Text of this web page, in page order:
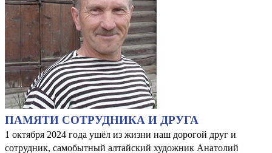
ПАМЯТИ СОТРУДНИКА И ДРУГА
1 октября 2024 года ушёл из жизни наш дорогой друг и
сотрудник, самобытный алтайский художник Анатолий